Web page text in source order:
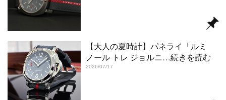
【大人の夏時計】パネライ「ルミ
ノール トレ ジョルニ…続きを読む
2026/07/17